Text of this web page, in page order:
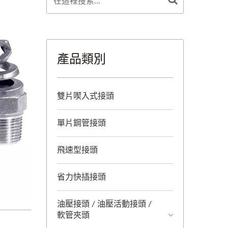
產品類別
雙片喫入式接頭
單片鋼管接頭
飛速型接頭
省力快插接頭
油壓接頭 / 油壓活動接頭 /
軟管夾頭